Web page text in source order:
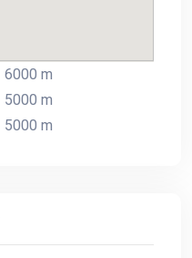
6000 m
5000 m
5000 m